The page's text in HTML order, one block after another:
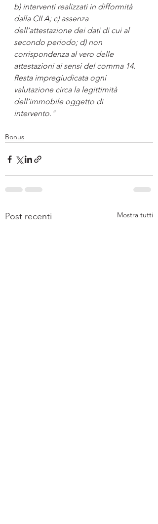
b) interventi realizzati in difformità
dalla CILA; c) assenza
dell’attestazione dei dati di cui al
secondo periodo; d) non
corrispondenza al vero delle
attestazioni ai sensi del comma 14.
Resta impregiudicata ogni
valutazione circa la legittimità
dell’immobile oggetto di
intervento."
Bonus
Post recenti Mostra tutti